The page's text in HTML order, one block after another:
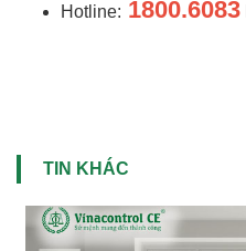
Hotline: 1800.6083
TIN KHÁC